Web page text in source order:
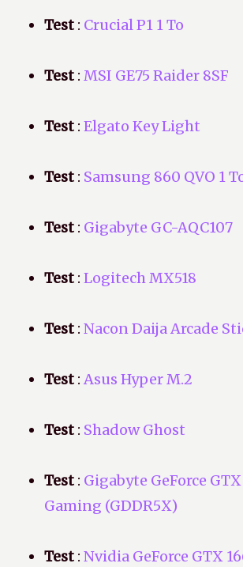
Test : Crucial P1 1 To
Test : MSI GE75 Raider 8SF
Test : Elgato Key Light
Test : Samsung 860 QVO 1
Test : Gigabyte GC-AQC107
Test : Logitech MX518
Test : Nacon Daija Arcade
Test : Asus Hyper M.2
Test : Shadow Ghost
Test : Gigabyte GeForce
Gaming (GDDR5X)
Test : Nvidia GeForce GTX